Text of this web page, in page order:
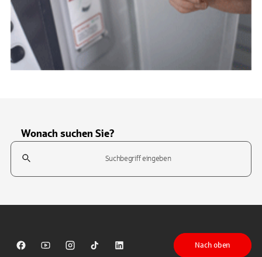
Wonach suchen Sie?
Suchfeld
Sparkasse auf Facebook
Sparkasse auf Youtube
Sparkasse auf Instagram
Sparkasse auf TikTok
Sparkasse auf LinkedIn
Nach oben